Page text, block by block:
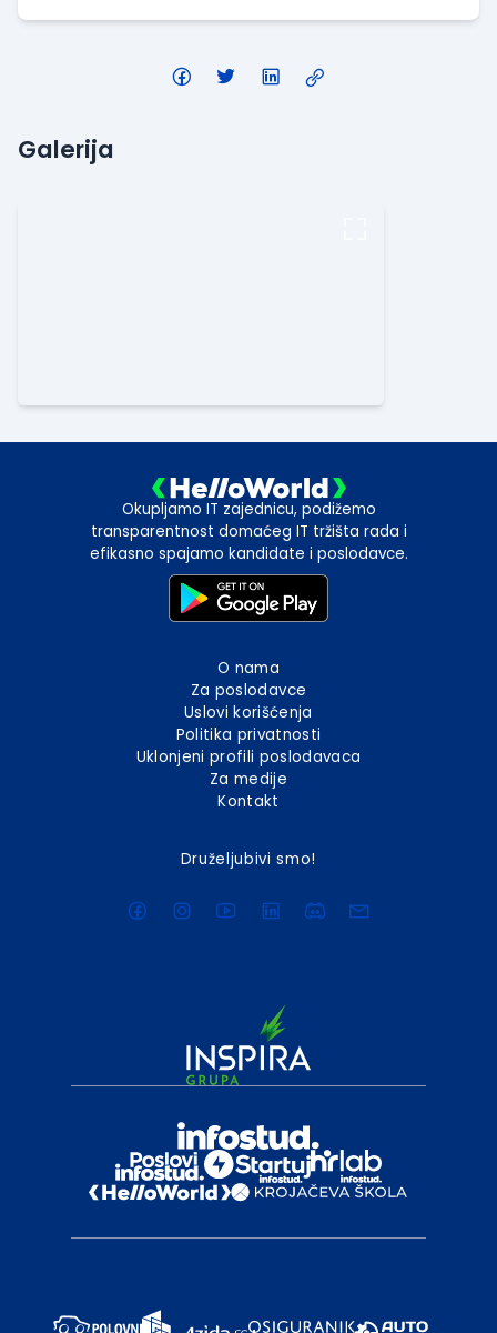
Galerija
Okupljamo IT zajednicu, podižemo
transparentnost domaćeg IT tržišta rada i
efikasno spajamo kandidate i poslodavce.
O nama
Za poslodavce
Uslovi korišćenja
Politika privatnosti
Uklonjeni profili poslodavaca
Za medije
Kontakt
Druželjubivi smo!